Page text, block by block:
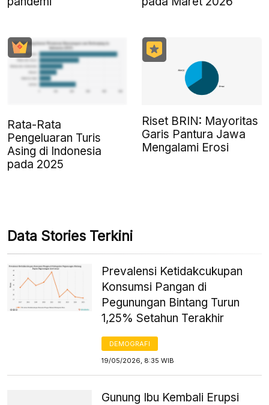
Rata-Rata
Pengeluaran Turis
Asing di Indonesia
pada 2025
Riset BRIN: Mayoritas
Garis Pantura Jawa
Mengalami Erosi
Data Stories Terkini
Prevalensi Ketidakcukupan
Konsumsi Pangan di
Pegunungan Bintang Turun
1,25% Setahun Terakhir
DEMOGRAFI
19/05/2026, 8:35 WIB
Gunung Ibu Kembali Erupsi